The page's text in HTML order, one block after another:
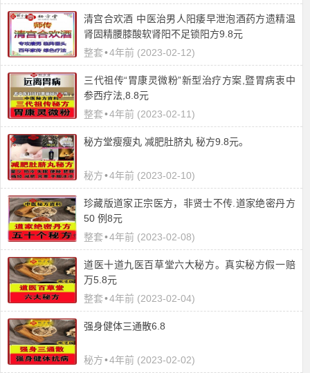
清宫合欢酒 中医治男人阳痿早泄泡酒药方遗精温
肾固精腰膝酸软肾阳不足锁阳方9.8元
整套•4年前 (2023-02-12)
三代祖传“胃康灵微粉”新型治疗方案,暨胃病衷中
参西疗法,8.8元
整套•4年前 (2023-02-11)
秘方堂瘦瘦丸 减肥肚脐丸 秘方9.8元。
秘方•4年前 (2023-02-10)
珍藏版道家正宗医方，非贤士不传.道家绝密丹方
50 例8元
整套•4年前 (2023-02-08)
道医十道九医百草堂六大秘方。真实秘方假一赔
万5.8元
整套•4年前 (2023-02-04)
强身健体三通散6.8
秘方•4年前 (2023-02-02)